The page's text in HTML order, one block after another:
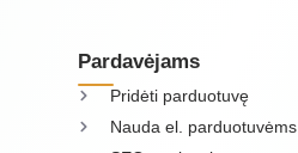
Pardavėjams
Pridėti parduotuvę
Nauda el. parduotuvėms